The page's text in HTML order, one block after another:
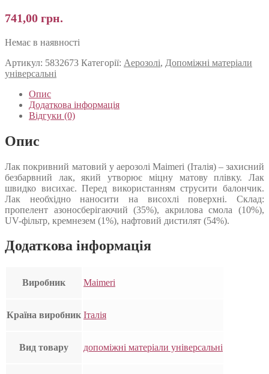
741,00 грн.
Немає в наявності
Артикул: 5832673 Категорії: Аерозолі, Допоміжні матеріали
універсальні
Опис
Додаткова інформація
Відгуки (0)
Опис
Лак покривний матовий у аерозолі Maimeri (Італія) – захисний
безбарвний лак, який утворює міцну матову плівку. Лак
швидко висихає. Перед використанням струсити балончик.
Лак необхідно наносити на висохлі поверхні. Склад:
пропелент азоносберігаючий (35%), акрилова смола (10%),
UV-фільтр, кремнезем (1%), нафтовий дистилят (54%).
Додаткова інформація
Виробник Maimeri
Країна виробник Італія
Вид товару допоміжні матеріали універсальні